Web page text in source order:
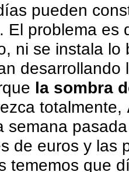
pueden
. El problema es
ni se instala
la sombra
totalmente,
semana
de euros y las
tememos que